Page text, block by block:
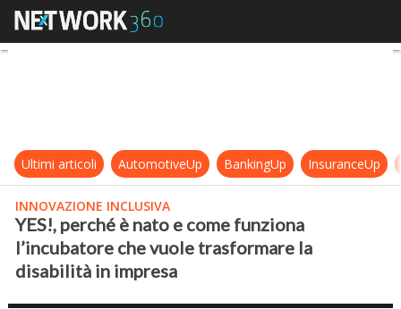
YES!, perché è nato e come
Ultimi articoli AutomotiveUp BankingUp InsuranceUp
INNOVAZIONE INCLUSIVA
YES!, perché è nato e come funziona
l’incubatore che vuole trasformare la
disabilità in impresa